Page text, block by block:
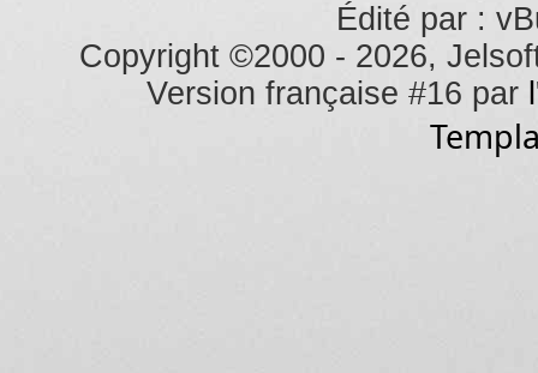
Édité par :
Copyright ©2000 - 2026,
Version française #16 par